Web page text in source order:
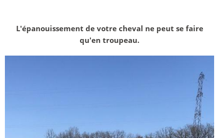
L'épanouissement de votre cheval ne peut se faire
qu'en troupeau.